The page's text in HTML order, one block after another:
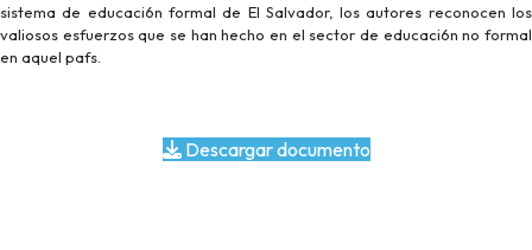
sistema de educaci6n formal de El Salvador, los autores reconocen los
valiosos esfuerzos que se han hecho en el sector de educaci6n no formal
en aquel pafs.
Descargar documento